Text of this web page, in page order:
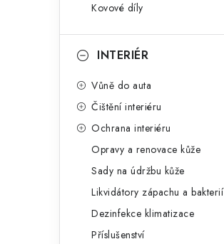
Kovové díly
INTERIÉR
Vůně do auta
Čištění interiéru
Ochrana interiéru
Opravy a renovace kůže
Sady na údržbu kůže
Likvidátory zápachu a bakterií
Dezinfekce klimatizace
Příslušenství